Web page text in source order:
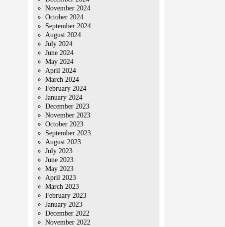
November 2024
October 2024
September 2024
August 2024
July 2024
June 2024
May 2024
April 2024
March 2024
February 2024
January 2024
December 2023
November 2023
October 2023
September 2023
August 2023
July 2023
June 2023
May 2023
April 2023
March 2023
February 2023
January 2023
December 2022
November 2022